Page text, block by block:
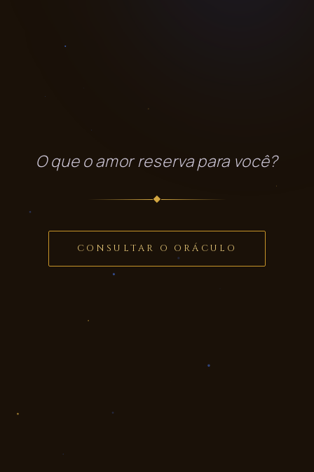
O que o amor reserva para você?
◆
CONSULTAR O ORÁCULO